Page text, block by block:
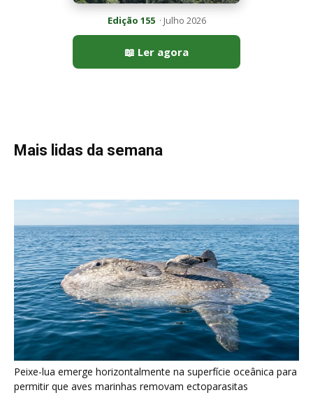
Peixe-lua emerge horizontalmente na superfície oceânica para
permitir que aves marinhas removam ectoparasitas
Seriema utiliza pernas longas e arremessa serpentes contra
rochas para subjugar presas peçonhentas nos campos